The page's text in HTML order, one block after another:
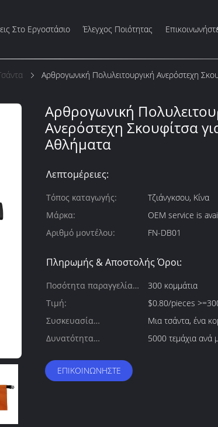
Στο Εργοστάσιο Έλεγχος Ποιότητας
Αρθρογωνική Πολυλειτουργική Ανερόστεχη
Αρθρογωνική
Ανερόστεχη Σκουφίτσα
Αθλήματα
Λεπτομέρειες:
Τόπος καταγωγής:
Τζιάνγκσου, Κίνα
Μάρκα:
OEM service is
Αριθμό μοντέλου:
FN-DB01
Πληρωμής & Αποστολής Όροι:
Ποσότητα παραγγελίας
min:
300 κομμάτια
Τιμή:
$0.80/pieces
Συσκευασία
λεπτομέρειες:
Μια τσάντα, ένα
Δυνατότητα
5000 τεμάχια ανά
ΕΠΙΚΟΙΝΩΝΉΣΤΕ